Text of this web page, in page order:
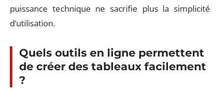
puissance technique ne sacrifie plus la simplicité
d’utilisation.
Quels outils en ligne permettent
de créer des tableaux facilement
?